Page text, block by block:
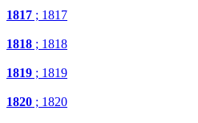
1817 ; 1817
1818 ; 1818
1819 ; 1819
1820 ; 1820